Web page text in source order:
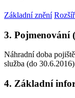
Základní znění
3. Pojmenování
Náhradní doba
služba (do 30.6.2016)
4. Základní